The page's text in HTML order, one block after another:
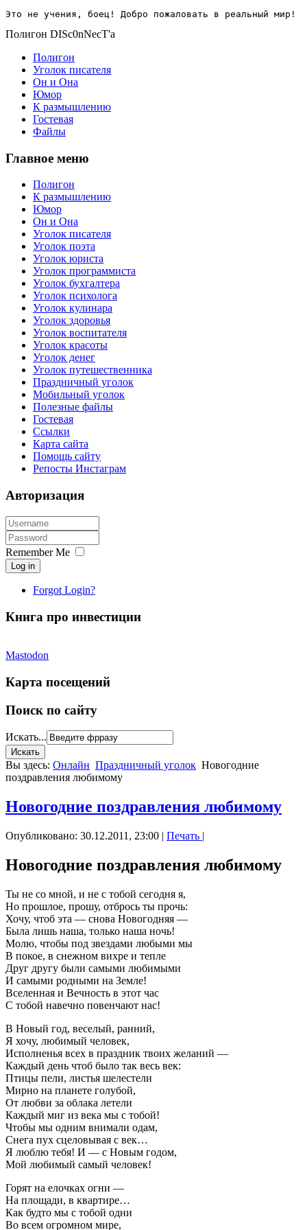
Это не учения, боец! Добро пожаловать в реальный мир!
Полигон DISc0nNecT'a
Полигон
Уголок писателя
Он и Она
Юмор
К размышлению
Гостевая
Файлы
Главное меню
Полигон
К размышлению
Юмор
Он и Она
Уголок писателя
Уголок поэта
Уголок юриста
Уголок программиста
Уголок бухгалтера
Уголок психолога
Уголок кулинара
Уголок здоровья
Уголок воспитателя
Уголок красоты
Уголок денег
Уголок путешественника
Праздничный уголок
Мобильный уголок
Полезные файлы
Гостевая
Ссылки
Карта сайта
Помощь сайту
Репосты Инстаграм
Авторизация
Remember Me
Log in
Forgot Login?
Книга про инвестиции
Mastodon
Карта посещений
Поиск по сайту
Искать...
Вы здесь: Онлайн Праздничный уголок Новогодние
поздравления любимому
Новогодние поздравления любимому
Опубликовано: 30.12.2011, 23:00 | Печать |
Новогодние поздравления любимому
Ты не со мной, и не с тобой сегодня я,
Но прошлое, прошу, отбрось ты прочь:
Хочу, чтоб эта — снова Новогодняя —
Была лишь наша, только наша ночь!
Молю, чтобы под звездами любыми мы
В покое, в снежном вихре и тепле
Друг другу были самыми любимыми
И самыми родными на Земле!
Вселенная и Вечность в этот час
С тобой навечно повенчают нас!
В Новый год, веселый, ранний,
Я хочу, любимый человек,
Исполненья всех в праздник твоих желаний —
Каждый день чтоб было так весь век:
Птицы пели, листья шелестели
Мирно на планете голубой,
От любви за облака летели
Каждый миг из века мы с тобой!
Чтобы мы одним внимали одам,
Снега пух сцеловывая с век…
Я люблю тебя! И — с Новым годом,
Мой любимый самый человек!
Горят на елочках огни —
На площади, в квартире…
Как будто мы с тобой одни
Во всем огромном мире,